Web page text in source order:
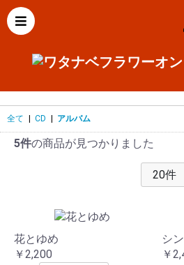
全て | CD | アルバム
5件の商品が見つかりました
花とゆめ
￥2,200
シン
￥